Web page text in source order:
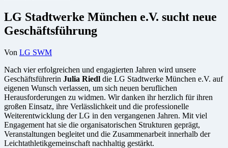
LG Stadtwerke München e.V. sucht neue
Geschäftsführung
Von LG SWM
Nach vier erfolgreichen und engagierten Jahren wird unsere
Geschäftsführerin Julia Riedl die LG Stadtwerke München e.V. auf
eigenen Wunsch verlassen, um sich neuen beruflichen
Herausforderungen zu widmen. Wir danken ihr herzlich für ihren
großen Einsatz, ihre Verlässlichkeit und die professionelle
Weiterentwicklung der LG in den vergangenen Jahren. Mit viel
Engagement hat sie die organisatorischen Strukturen geprägt,
Veranstaltungen begleitet und die Zusammenarbeit innerhalb der
Leichtathletikgemeinschaft nachhaltig gestärkt.